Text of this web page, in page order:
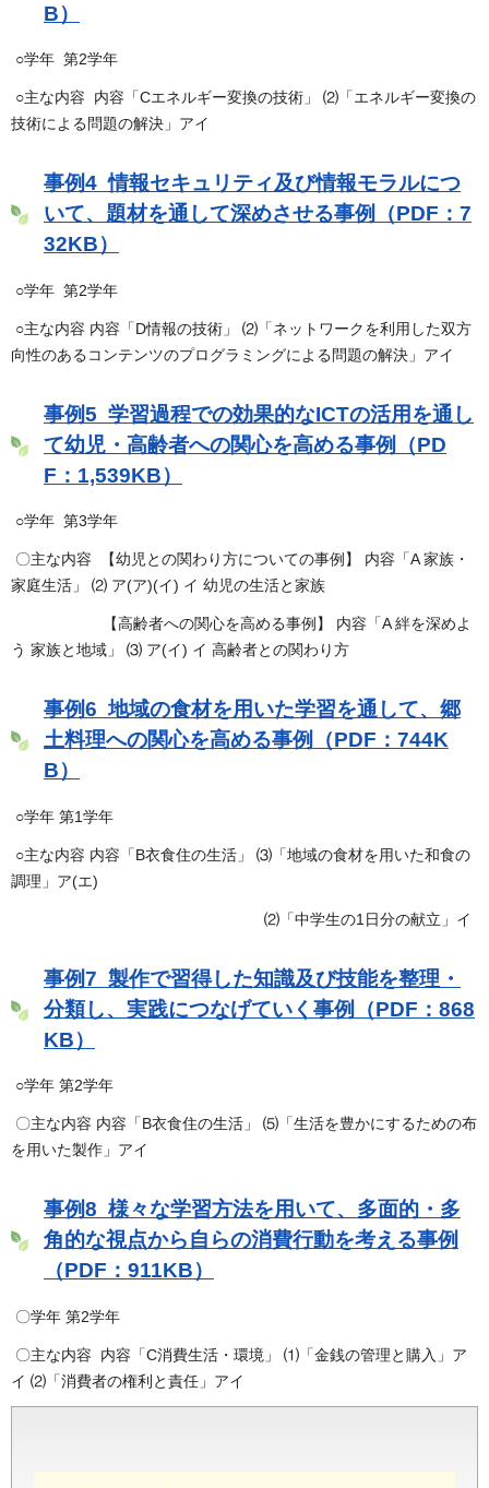
B）
○学年 第2学年
○主な内容 内容「Cエネルギー変換の技術」 ⑵「エネルギー変換の
技術による問題の解決」アイ
事例4 情報セキュリティ及び情報モラルにつ
いて、題材を通して深めさせる事例（PDF：7
32KB）
○学年 第2学年
○主な内容 内容「D情報の技術」 ⑵「ネットワークを利用した双方
向性のあるコンテンツのプログラミングによる問題の解決」アイ
事例5 学習過程での効果的なICTの活用を通し
て幼児・高齢者への関心を高める事例（PD
F：1,539KB）
○学年 第3学年
〇主な内容 【幼児との関わり方についての事例】 内容「A 家族・
家庭生活」 ⑵ ア(ア)(イ) イ 幼児の生活と家族
【高齢者への関心を高める事例】 内容「A 絆を深めよ
う 家族と地域」 ⑶ ア(イ) イ 高齢者との関わり方
事例6 地域の食材を用いた学習を通して、郷
土料理への関心を高める事例（PDF：744K
B）
○学年 第1学年
○主な内容 内容「B衣食住の生活」 ⑶「地域の食材を用いた和食の
調理」ア(エ)
⑵「中学生の1日分の献立」イ
事例7 製作で習得した知識及び技能を整理・
分類し、実践につなげていく事例（PDF：868
KB）
○学年 第2学年
〇主な内容 内容「B衣食住の生活」 ⑸「生活を豊かにするための布
を用いた製作」アイ
事例8 様々な学習方法を用いて、多面的・多
角的な視点から自らの消費行動を考える事例
（PDF：911KB）
〇学年 第2学年
〇主な内容 内容「C消費生活・環境」 ⑴「金銭の管理と購入」ア
イ ⑵「消費者の権利と責任」アイ